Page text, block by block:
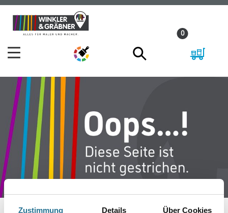
Zustimmung Details Über Cookies
Zum
Inhalt
Zum
Navigationsmenü
0